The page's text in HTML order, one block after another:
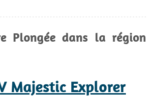
Plongée dans la région
Majestic Explorer